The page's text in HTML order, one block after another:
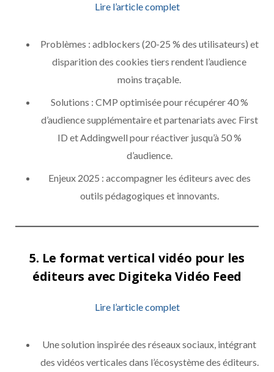
Lire l’article complet
Problèmes : adblockers (20-25 % des utilisateurs) et
disparition des cookies tiers rendent l’audience
moins traçable.
Solutions : CMP optimisée pour récupérer 40 %
d’audience supplémentaire et partenariats avec First
ID et Addingwell pour réactiver jusqu’à 50 %
d’audience.
Enjeux 2025 : accompagner les éditeurs avec des
outils pédagogiques et innovants.
5. Le format vertical vidéo pour les
éditeurs avec Digiteka Vidéo Feed
Lire l’article complet
Une solution inspirée des réseaux sociaux, intégrant
des vidéos verticales dans l’écosystème des éditeurs.